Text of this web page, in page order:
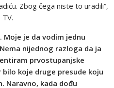
Zbog čega niste to uradili”,
Moje je da vodim jednu
nijednog razloga da ja
prvostupanjske
koje druge presude koju
Naravno, kada dođu